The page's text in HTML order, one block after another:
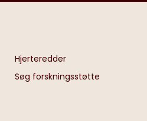
Hjerteredder
Søg forskningsstøtte